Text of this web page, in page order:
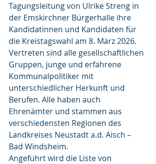
Tagungsleitung von Ulrike Streng in
der Emskirchner Bürgerhalle ihre
Kandidatinnen und Kandidaten für
die Kreistagswahl am 8. März 2026.
Vertreten sind alle gesellschaftlichen
Gruppen, junge und erfahrene
Kommunalpolitiker mit
unterschiedlicher Herkunft und
Berufen. Alle haben auch
Ehrenämter und stammen aus
verschiedensten Regionen des
Landkreises Neustadt a.d. Aisch –
Bad Windsheim.
Angeführt wird die Liste von